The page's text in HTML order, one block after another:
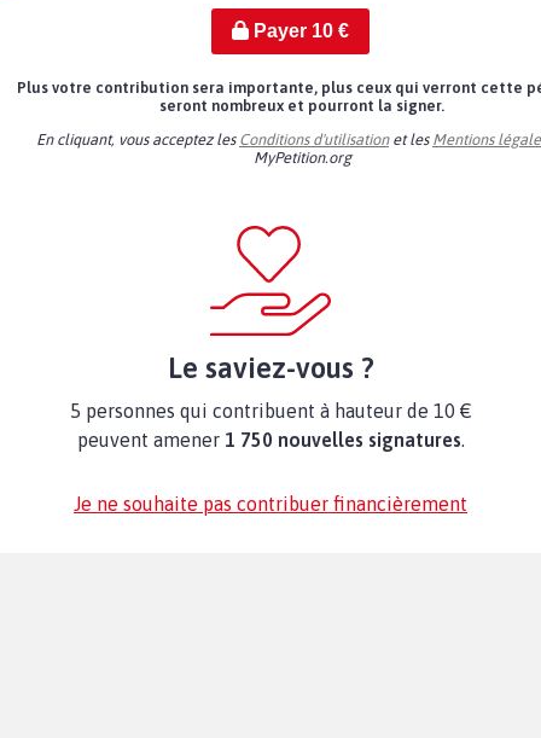
Payer 10€
Plus votre contribution sera importante, plus ceux qui verront cette
seront nombreux et pourront la signer.
En cliquant, vous acceptez les Conditions d'utilisationet les Mentions
MyPetition.org
Le saviez-vous ?
5 personnes qui contribuent à hauteur de 10 €
peuvent amener 1 750 nouvelles signatures.
Je ne souhaite pas contribuer financièrement